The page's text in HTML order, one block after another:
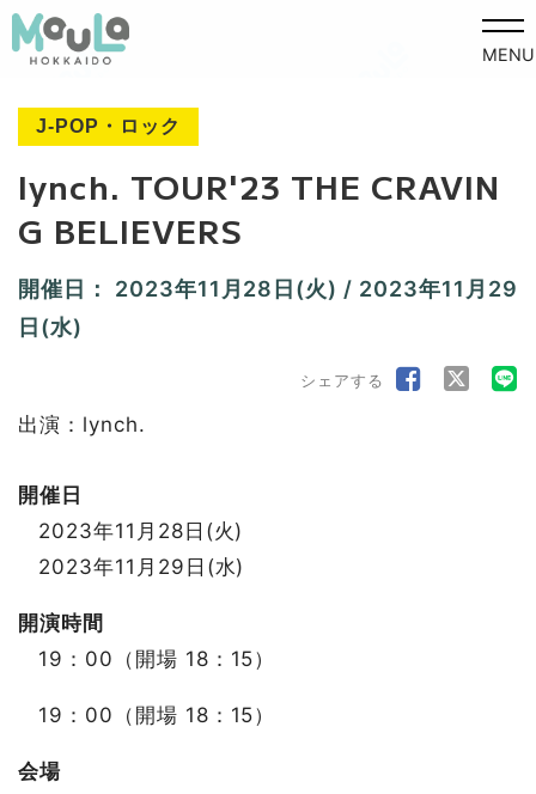
MENU
J-POP・ロック
lynch. TOUR'23 THE CRAVIN
G BELIEVERS
開催日： 2023年11月28日(火) / 2023年11月29
日(水)
シェアする
出演：lynch.
開催日
2023年11月28日(火)
2023年11月29日(水)
開演時間
19：00（開場 18：15）
19：00（開場 18：15）
会場